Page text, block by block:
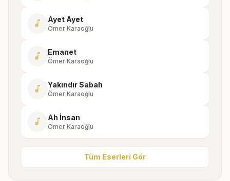
music_note Ayet Ayet
Ömer Karaoğlu
music_note Emanet
Ömer Karaoğlu
music_note Yakındır Sabah
Ömer Karaoğlu
music_note Ah İnsan
Ömer Karaoğlu
Tüm Eserleri Gör